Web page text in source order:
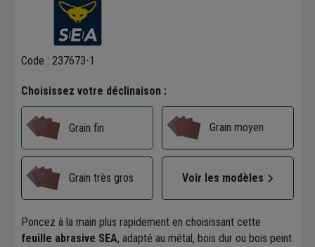
Code : 237673-1
Choisissez votre déclinaison :
Grain fin Grain moyen
Grain très gros Voir les modèles
Poncez à la main plus rapidement en choisissant cette
feuille abrasive SEA, adapté au métal, bois dur ou bois peint.